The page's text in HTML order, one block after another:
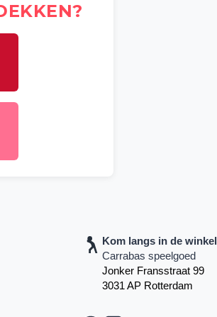
Kom langs in de winkel
Carrabas speelgoed
Jonker Fransstraat 99
3031 AP Rotterdam